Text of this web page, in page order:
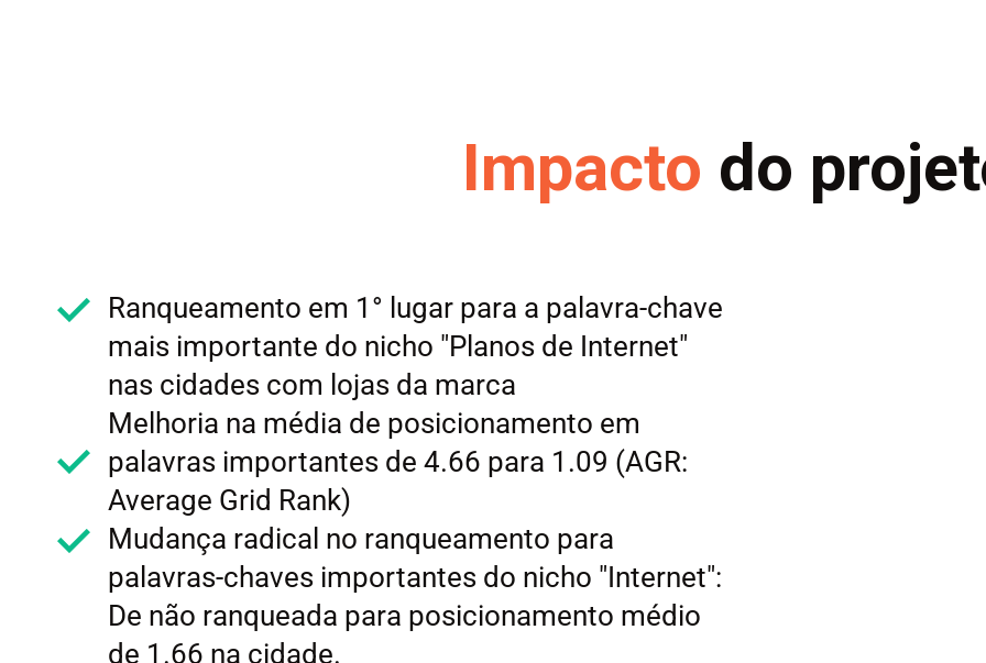
Impacto do
Ranqueamento em 1° lugar para a palavra-chave
mais importante do nicho "Planos de Internet"
nas cidades com lojas da marca
Melhoria na média de posicionamento em
palavras importantes de 4.66 para 1.09 (AGR:
Average Grid Rank)
Mudança radical no ranqueamento para
palavras-chaves importantes do nicho "Internet":
De não ranqueada para posicionamento médio
de 1.66 na cidade.